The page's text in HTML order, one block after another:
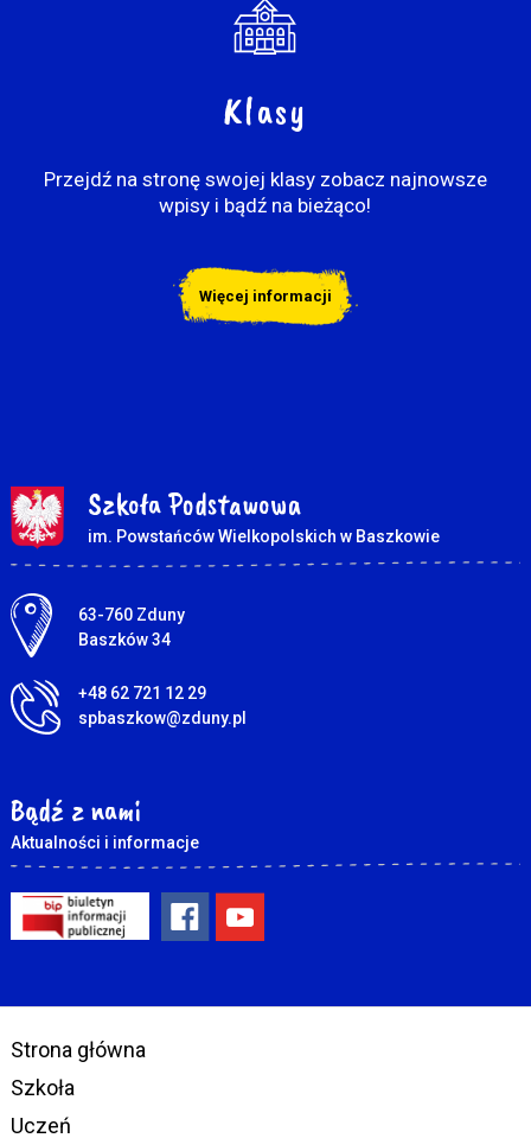
Klasy
Przejdź na stronę swojej klasy zobacz najnowsze
wpisy i bądź na bieżąco!
Więcej informacji
Szkoła Podstawowa
im. Powstańców Wielkopolskich w Baszkowie
Adres pocztowy:
63-760 Zduny
Baszków 34
+48 62 721 12 29
spbaszkow@zduny.pl
Bądź z nami
Aktualności i informacje
Strona główna
Szkoła
Uczeń